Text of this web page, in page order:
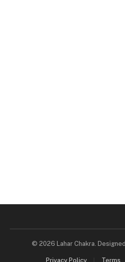
© 2026 Lahar Chakra.
Privacy Policy Terms